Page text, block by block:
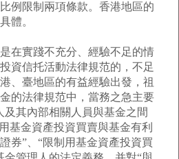
例限制兩項條款。香港地區的
體。
實踐不充分、經驗不足的情
資信托活動法律規范的，不足
、臺地區的有益經驗出發，祖
的法律規范中，當務之急主要
及其內部相關人員與基金之間
基金資產投資買賣與基金有利
券”、“限制用基金資產投資買